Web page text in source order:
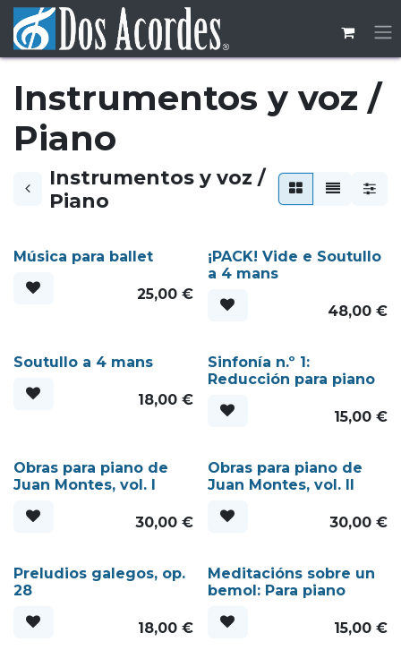
Ir al contenido
Instrumentos y voz /
Piano
Instrumentos y voz /
Piano
Música para ballet
25,00€
¡PACK! Vide e Soutullo
a 4 mans
48,00€
Soutullo a 4 mans
18,00€
Sinfonía n.º 1:
Reducción para piano
15,00€
Obras para piano de
Juan Montes, vol. I
30,00€
Obras para piano de
Juan Montes, vol. II
30,00€
Preludios galegos, op.
28
18,00€
Meditacións sobre un
bemol: Para piano
15,00€